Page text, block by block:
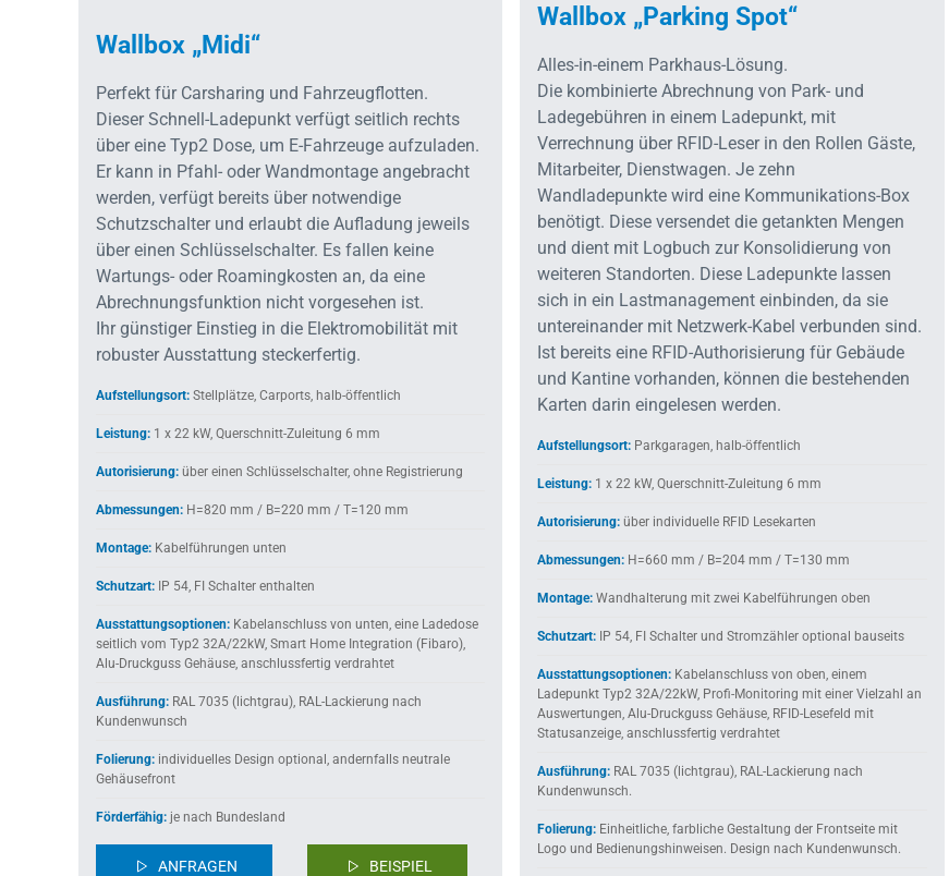
Wallbox „Midi“
Perfekt für Carsharing und Fahrzeugflotten.
Dieser Schnell-Ladepunkt verfügt seitlich rechts
über eine Typ2 Dose, um E-Fahrzeuge aufzuladen.
Er kann in Pfahl- oder Wandmontage angebracht
werden, verfügt bereits über notwendige
Schutzschalter und erlaubt die Aufladung jeweils
über einen Schlüsselschalter. Es fallen keine
Wartungs- oder Roamingkosten an, da eine
Abrechnungsfunktion nicht vorgesehen ist.
Ihr günstiger Einstieg in die Elektromobilität mit
robuster Ausstattung steckerfertig.
Aufstellungsort: Stellplätze, Carports, halb-öffentlich
Leistung: 1 x 22 kW, Querschnitt-Zuleitung 6 mm
Autorisierung: über einen Schlüsselschalter, ohne Registrierung
Abmessungen: H=820 mm / B=220 mm / T=120 mm
Montage: Kabelführungen unten
Schutzart: IP 54, FI Schalter enthalten
Ausstattungsoptionen: Kabelanschluss von unten, eine Ladedose
seitlich vom Typ2 32A/22kW, Smart Home Integration (Fibaro),
Alu-Druckguss Gehäuse, anschlussfertig verdrahtet
Ausführung: RAL 7035 (lichtgrau), RAL-Lackierung nach
Kundenwunsch
Folierung: individuelles Design optional, andernfalls neutrale
Gehäusefront
Förderfähig: je nach Bundesland
ANFRAGEN BEISPIEL
Wallbox „Parking Spot“
Alles-in-einem Parkhaus-Lösung.
Die kombinierte Abrechnung von Park- und
Ladegebühren in einem Ladepunkt, mit
Verrechnung über RFID-Leser in den Rollen Gäste,
Mitarbeiter, Dienstwagen. Je zehn
Wandladepunkte wird eine Kommuni­kations-Box
benötigt. Diese versendet die getankten Mengen
und dient mit Logbuch zur Konsoli­dierung von
weiteren Standorten. Diese Ladepunkte lassen
sich in ein Lastmanage­ment einbinden, da sie
untereinander mit Netzwerk-Kabel verbunden sind.
Ist bereits eine RFID-Authorisierung für Gebäude
und Kantine vorhanden, können die bestehenden
Karten darin eingelesen werden.
Aufstellungsort: Parkgaragen, halb-öffentlich
Leistung: 1 x 22 kW, Querschnitt-Zuleitung 6 mm
Autorisierung: über individuelle RFID Lesekarten
Abmessungen: H=660 mm / B=204 mm / T=130 mm
Montage: Wandhalterung mit zwei Kabelführungen oben
Schutzart: IP 54, FI Schalter und Stromzähler optional bauseits
Ausstattungsoptionen: Kabelanschluss von oben, einem
Ladepunkt Typ2 32A/22kW, Profi-Monitoring mit einer Vielzahl an
Auswertungen, Alu-Druckguss Gehäuse, RFID-Lesefeld mit
Statusanzeige, anschlussfertig verdrahtet
Ausführung: RAL 7035 (lichtgrau), RAL-Lackierung nach
Kundenwunsch.
Folierung: Einheitliche, farbliche Gestaltung der Frontseite mit
Logo und Bedienungshinweisen. Design nach Kundenwunsch.